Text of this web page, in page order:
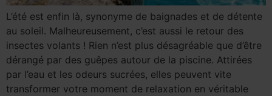
L’été est enfin là, synonyme de baignades et de détente
au soleil. Malheureusement, c’est aussi le retour des
insectes volants ! Rien n’est plus désagréable que d’être
dérangé par des guêpes autour de la piscine. Attirées
par l’eau et les odeurs sucrées, elles peuvent vite
transformer votre moment de relaxation en véritable